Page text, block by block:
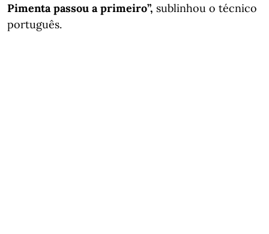
Pimenta passou a primeiro”, sublinhou o técnico
português.